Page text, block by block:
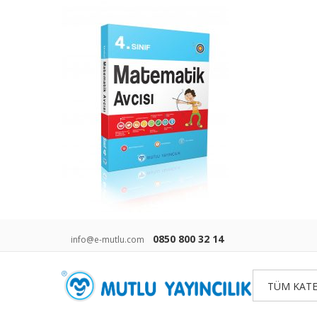
info@e-mutlu.com 0850 800 32 14
TÜM